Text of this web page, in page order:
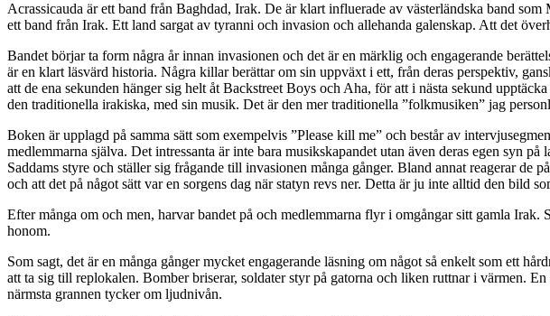
Acrassicauda är ett band från Baghdad, Irak. De är klart influerade av västerländska band
ett band från Irak. Ett land sargat av tyranni och invasion och allehanda galenskap. Att det
Bandet börjar ta form några år innan invasionen och det är en märklig och engagerande
är en klart läsvärd historia. Några killar berättar om sin uppväxt i ett, från deras perspektiv,
att de ena sekunden hänger sig helt åt Backstreet Boys och Aha, för att i nästa sekund
den traditionella irakiska, med sin musik. Det är den mer traditionella ”folkmusiken” jag
Boken är upplagd på samma sätt som exempelvis ”Please kill me” och består av
medlemmarna själva. Det intressanta är inte bara musikskapandet utan även deras egen syn
Saddams styre och ställer sig frågande till invasionen många gånger. Bland annat reagerar de
och att det på något sätt var en sorgens dag när statyn revs ner. Detta är ju inte alltid den bild
Efter många om och men, harvar bandet på och medlemmarna flyr i omgångar sitt gamla
honom.
Som sagt, det är en många gånger mycket engagerande läsning om något så enkelt som ett
att ta sig till replokalen. Bomber briserar, soldater styr på gatorna och liken ruttnar i värmen.
närmsta grannen tycker om ljudnivån.